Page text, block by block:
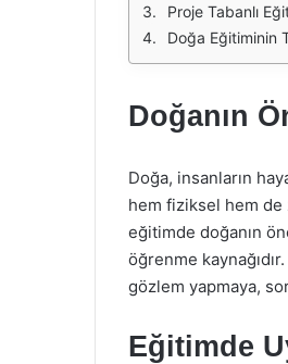
Proje Tabanlı
Doğa Eğitiminin
Doğanın
Doğa, insanların
hem fiziksel hem de
eğitimde doğanın
öğrenme
gözlem yapmaya,
Eğitimde